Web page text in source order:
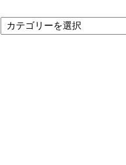
カ
テ